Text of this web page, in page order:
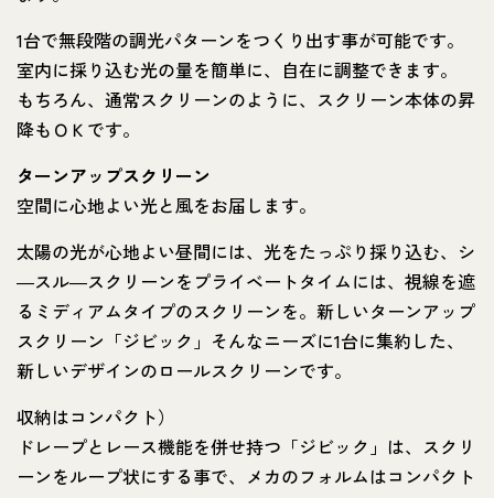
1台で無段階の調光パターンをつくり出す事が可能です。
室内に採り込む光の量を簡単に、自在に調整できます。
もちろん、通常スクリーンのように、スクリーン本体の昇
降もＯＫです。
ターンアップスクリーン
空間に心地よい光と風をお届します。
太陽の光が心地よい昼間には、光をたっぷり採り込む、シ
―スル―スクリーンをプライベートタイムには、視線を遮
るミディアムタイプのスクリーンを。新しいターンアップ
スクリーン「ジビック」そんなニーズに1台に集約した、
新しいデザインのロールスクリーンです。
収納はコンパクト）
ドレープとレース機能を併せ持つ「ジビック」は、スクリ
ーンをループ状にする事で、メカのフォルムはコンパクト